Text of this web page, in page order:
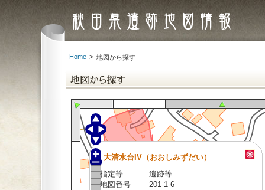
Home 地図から探す
大清水台IV（おおしみずだい）
指定等
遺跡等
地図番号
201-1-6